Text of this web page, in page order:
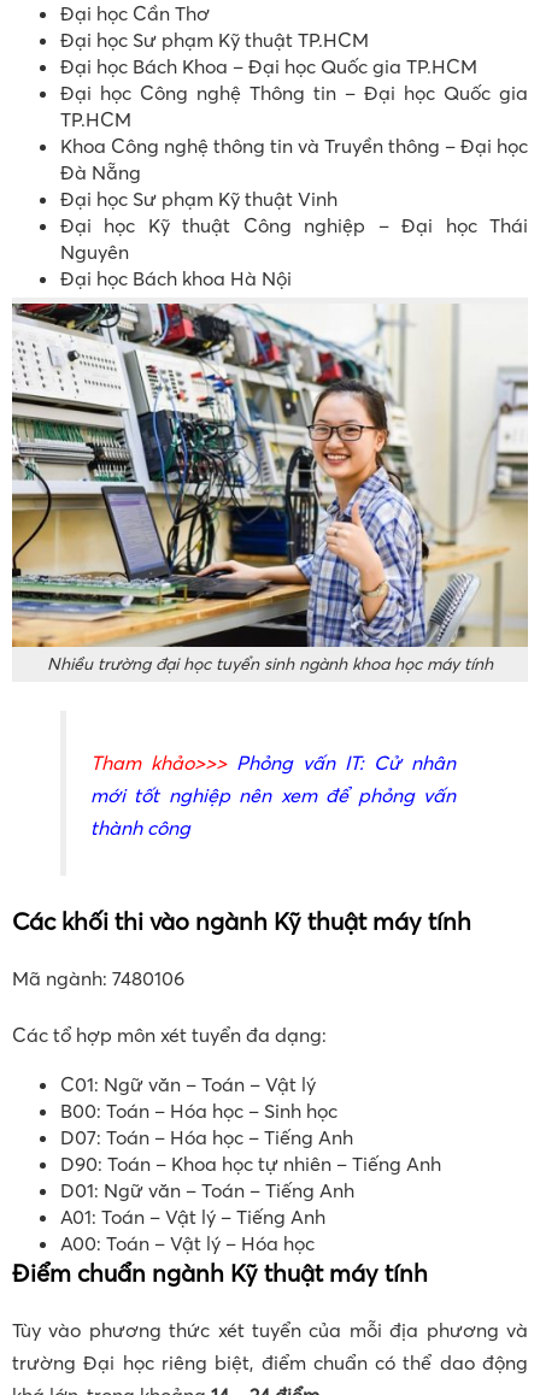
Đại học Cần Thơ
Đại học Sư phạm Kỹ thuật TP.HCM
Đại học Bách Khoa – Đại học Quốc gia TP.HCM
Đại học Công nghệ Thông tin – Đại học Quốc gia
TP.HCM
Khoa Công nghệ thông tin và Truyền thông – Đại học
Đà Nẵng
Đại học Sư phạm Kỹ thuật Vinh
Đại học Kỹ thuật Công nghiệp – Đại học Thái
Nguyên
Đại học Bách khoa Hà Nội
Nhiều trường đại học tuyển sinh ngành khoa học máy tính
Tham khảo>>> Phỏng vấn IT: Cử nhân
mới tốt nghiệp nên xem để phỏng vấn
thành công
Các khối thi vào ngành Kỹ thuật máy tính
Mã ngành: 7480106
Các tổ hợp môn xét tuyển đa dạng:
C01: Ngữ văn – Toán – Vật lý
B00: Toán – Hóa học – Sinh học
D07: Toán – Hóa học – Tiếng Anh
D90: Toán – Khoa học tự nhiên – Tiếng Anh
D01: Ngữ văn – Toán – Tiếng Anh
A01: Toán – Vật lý – Tiếng Anh
A00: Toán – Vật lý – Hóa học
Điểm chuẩn ngành Kỹ thuật máy tính
Tùy vào phương thức xét tuyển của mỗi địa phương và
trường Đại học riêng biệt, điểm chuẩn có thể dao động